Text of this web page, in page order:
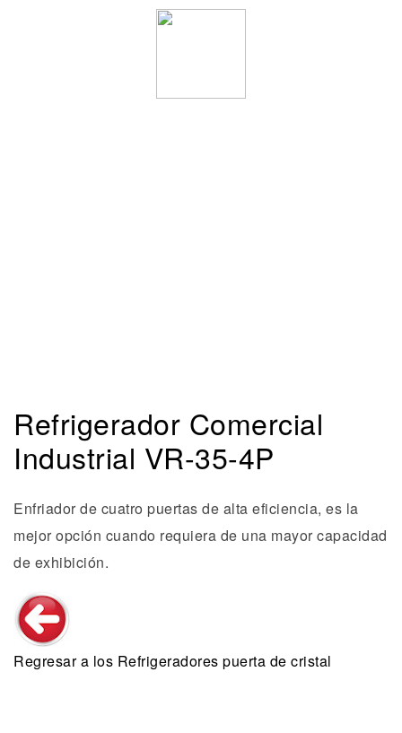
Refrigerador Comercial
Industrial VR-35-4P
Enfriador de cuatro puertas de alta eficiencia, es la
mejor opción cuando requiera de una mayor capacidad
de exhibición.
Regresar a los Refrigeradores puerta de cristal